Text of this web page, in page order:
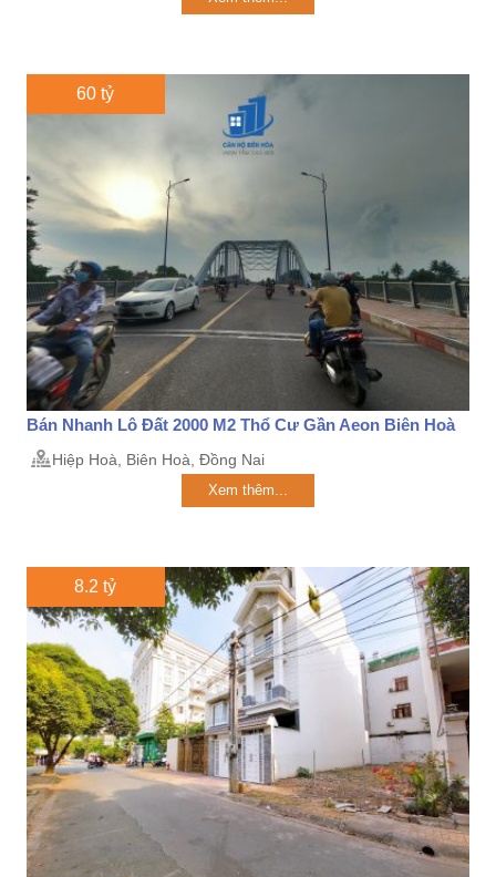
60 tỷ
Bán Nhanh Lô Đất 2000 M2 Thổ Cư Gần Aeon Biên Hoà
Hiệp Hoà, Biên Hoà, Đồng Nai
Xem thêm...
8.2 tỷ